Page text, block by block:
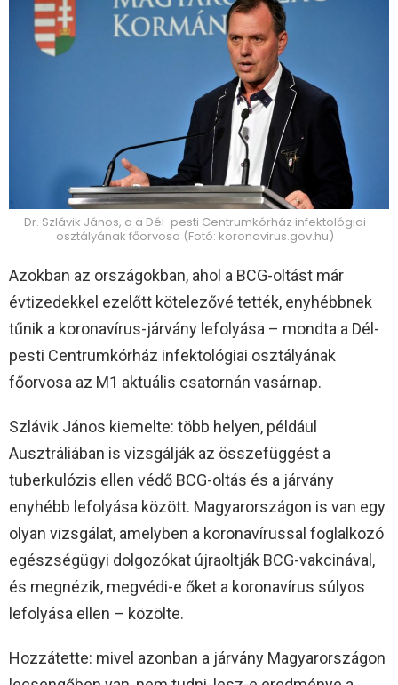
Dr. Szlávik János, a a Dél-pesti Centrumkórház infektológiai
osztályának főorvosa (Fotó: koronavirus.gov.hu)
Azokban az országokban, ahol a BCG-oltást már
évtizedekkel ezelőtt kötelezővé tették, enyhébbnek
tűnik a koronavírus-járvány lefolyása – mondta a Dél-
pesti Centrumkórház infektológiai osztályának
főorvosa az M1 aktuális csatornán vasárnap.
Szlávik János kiemelte: több helyen, például
Ausztráliában is vizsgálják az összefüggést a
tuberkulózis ellen védő BCG-oltás és a járvány
enyhébb lefolyása között. Magyarországon is van egy
olyan vizsgálat, amelyben a koronavírussal foglalkozó
egészségügyi dolgozókat újraoltják BCG-vakcinával,
és megnézik, megvédi-e őket a koronavírus súlyos
lefolyása ellen – közölte.
Hozzátette: mivel azonban a járvány Magyarországon